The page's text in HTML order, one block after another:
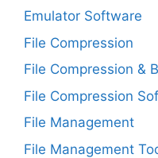
Emulator Software
File Compression
File Compression &
File Compression
File Management
File Management